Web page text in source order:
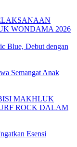
WONDAMA 2026
Blue, Debut dengan
Semangat Anak
MAKHLUK
ROCK DALAM
Esensi